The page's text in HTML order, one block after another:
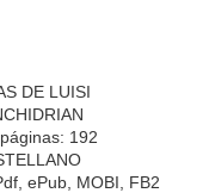
DE LUISI
192
ePub, MOBI, FB2